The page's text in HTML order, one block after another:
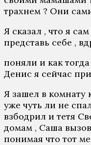
трахнем ? Они
Я сказал , что я
представь себе ,
поняли и как
Денис я сейчас
Я зашел в комнату
уже чуть ли не
взбодрил и тетя
домам , Саша
понимая что тот